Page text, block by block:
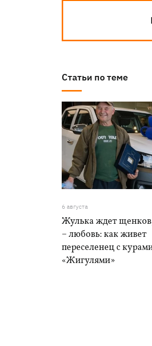
Статьи по теме
6 августа
Жулька ждет
– любовь: как живет
переселенец с
«Жигулями»